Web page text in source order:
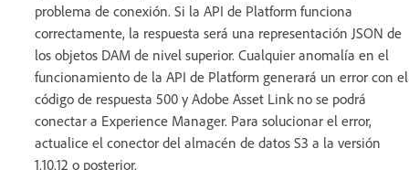
problema de conexión. Si la API de Platform funciona
correctamente, la respuesta será una representación JSON de
los objetos DAM de nivel superior. Cualquier anomalía en el
funcionamiento de la API de Platform generará un error con el
código de respuesta 500 y Adobe Asset Link no se podrá
conectar a Experience Manager. Para solucionar el error,
actualice el conector del almacén de datos S3 a la versión
1.10.12 o posterior.